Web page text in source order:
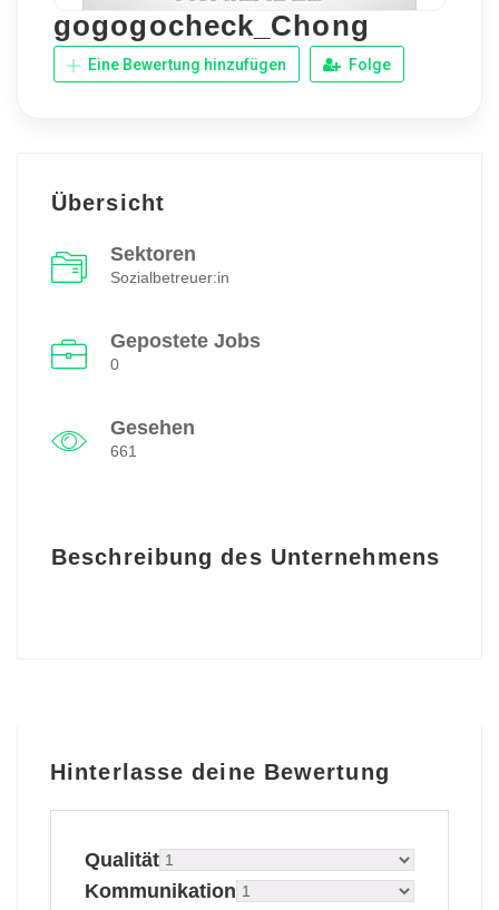
gogogocheck_Chong
Eine Bewertung hinzufügen Folge
Übersicht
Sektoren
Sozialbetreuer:in
Gepostete Jobs
0
Gesehen
661
Beschreibung des Unternehmens
Hinterlasse deine Bewertung
Qualität
Kommunikation